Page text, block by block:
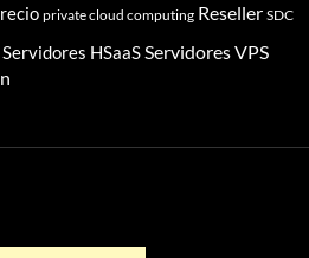
private cloud computing Reseller SDC
Servidores HSaaSServidores VPS